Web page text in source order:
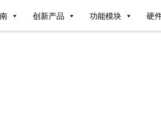
创新产品 功能模块 硬